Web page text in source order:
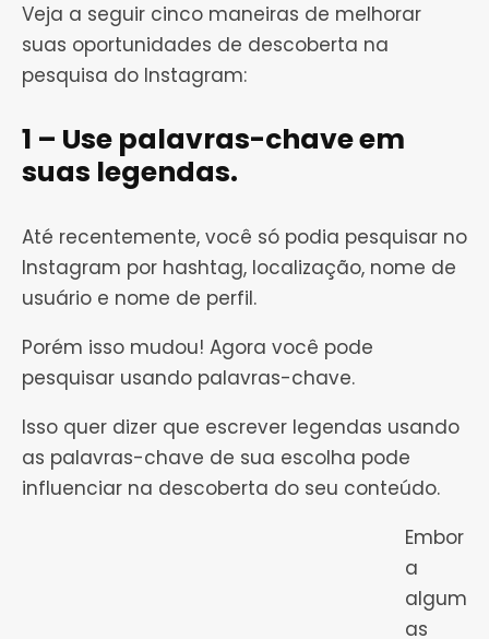
Veja a seguir cinco maneiras de melhorar
suas oportunidades de descoberta na
pesquisa do Instagram:
1 – Use palavras-chave em
suas legendas.
Até recentemente, você só podia pesquisar no
Instagram por hashtag, localização, nome de
usuário e nome de perfil.
Porém isso mudou! Agora você pode
pesquisar usando palavras-chave.
Isso quer dizer que escrever legendas usando
as palavras-chave de sua escolha pode
influenciar na descoberta do seu conteúdo.
Embor
a
algum
as